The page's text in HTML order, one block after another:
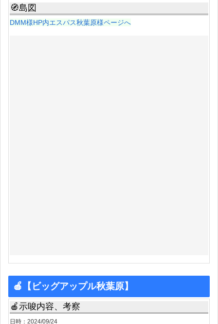
🧭島図
DMM様HP内エスパス秋葉原様ページへ
🍎【ビッグアップル秋葉原】
🍎示唆内容、考察
日時：2024/09/24